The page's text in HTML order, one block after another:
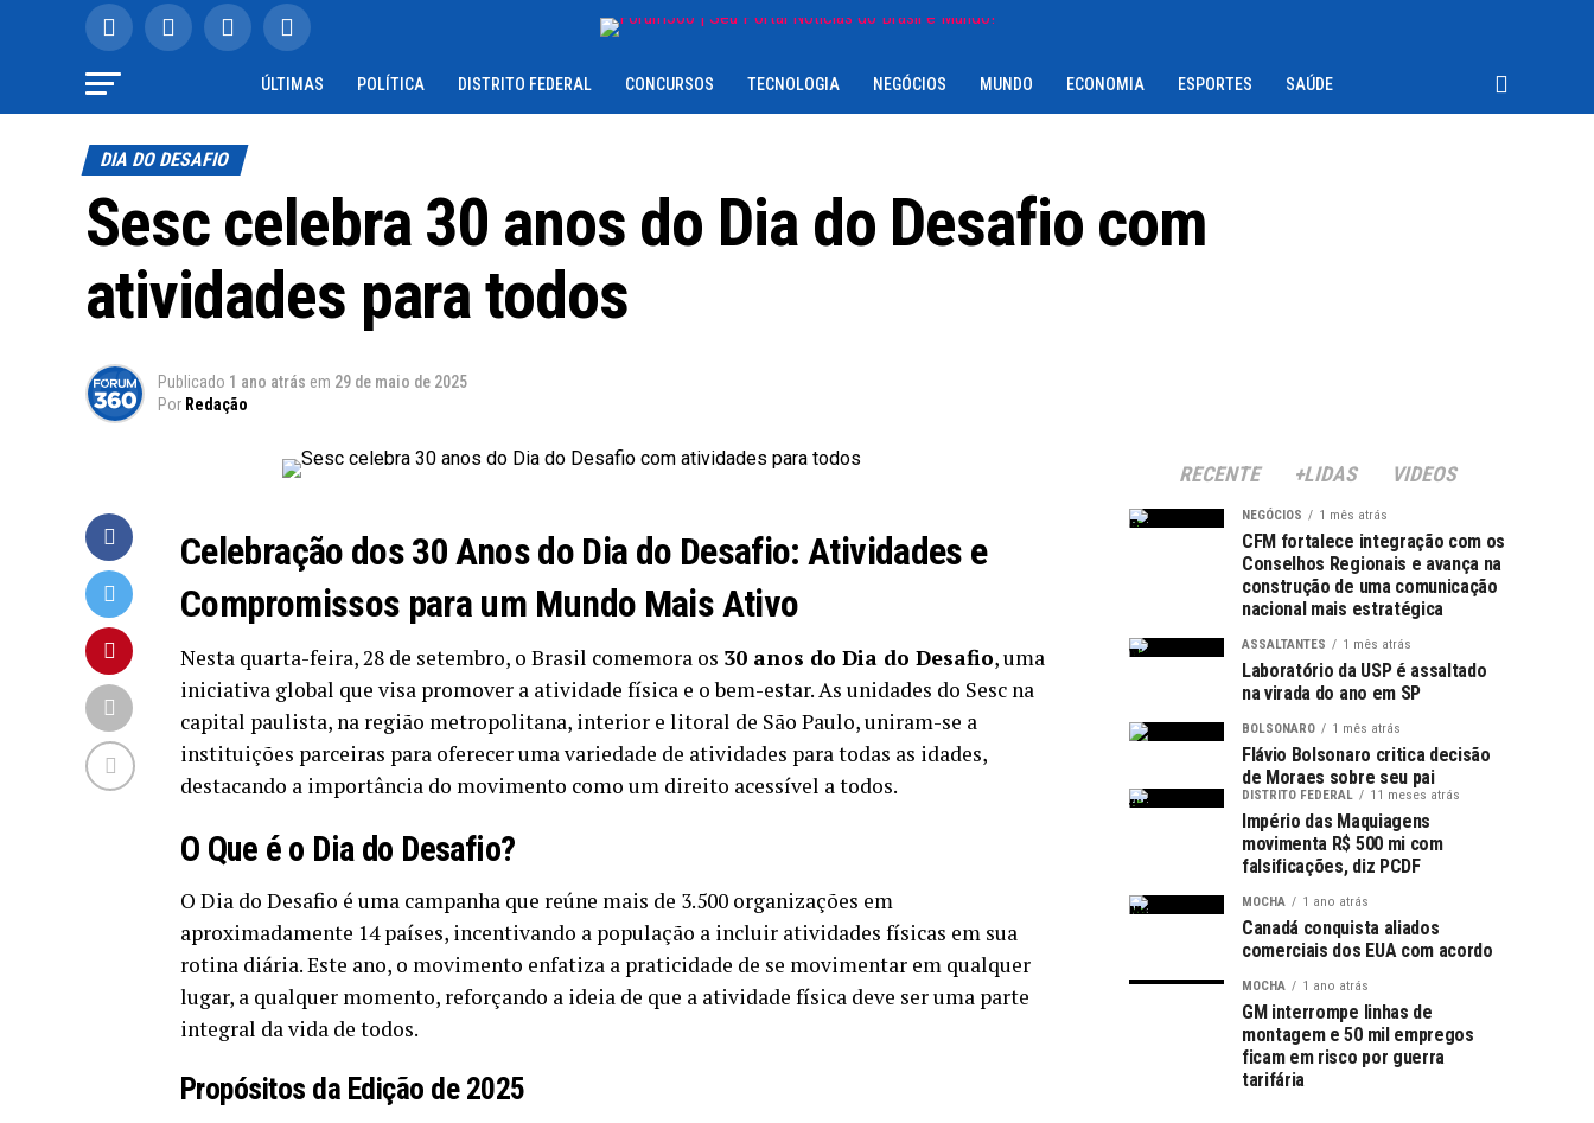
ÚLTIMAS POLÍTICA DISTRITO FEDERAL CONCURSOS TECNOLOGIA NEGÓCIOS MUNDO ECONOMIA ESPORTES SAÚDE
DIA DO DESAFIO
Sesc celebra 30 anos do Dia do Desafio com
atividades para todos
Publicado 1 ano atrás em 29 de maio de 2025
Por Redação
Celebração dos 30 Anos do Dia do Desafio: Atividades e
Compromissos para um Mundo Mais Ativo
Nesta quarta-feira, 28 de setembro, o Brasil comemora os 30 anos do Dia do Desafio, uma
iniciativa global que visa promover a atividade física e o bem-estar. As unidades do Sesc na
capital paulista, na região metropolitana, interior e litoral de São Paulo, uniram-se a
instituições parceiras para oferecer uma variedade de atividades para todas as idades,
destacando a importância do movimento como um direito acessível a todos.
O Que é o Dia do Desafio?
O Dia do Desafio é uma campanha que reúne mais de 3.500 organizações em
aproximadamente 14 países, incentivando a população a incluir atividades físicas em sua
rotina diária. Este ano, o movimento enfatiza a praticidade de se movimentar em qualquer
lugar, a qualquer momento, reforçando a ideia de que a atividade física deve ser uma parte
integral da vida de todos.
Propósitos da Edição de 2025
RECENTE +LIDAS VIDEOS
NEGÓCIOS 1 mês atrás
CFM fortalece integração com os
Conselhos Regionais e avança na
construção de uma comunicação
nacional mais estratégica
ASSALTANTES 1 mês atrás
Laboratório da USP é assaltado
na virada do ano em SP
BOLSONARO 1 mês atrás
Flávio Bolsonaro critica decisão
de Moraes sobre seu pai
DISTRITO FEDERAL 11 meses atrás
Império das Maquiagens
movimenta R$ 500 mi com
falsificações, diz PCDF
MOCHA 1 ano atrás
Canadá conquista aliados
comerciais dos EUA com acordo
MOCHA 1 ano atrás
GM interrompe linhas de
montagem e 50 mil empregos
ficam em risco por guerra
tarifária